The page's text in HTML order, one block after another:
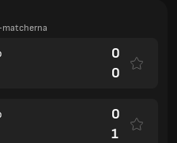
matcherna
0
0
0
1